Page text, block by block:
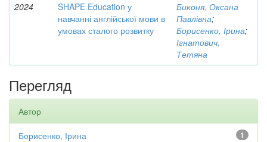
2024
SHAPE Education у
навчанні англійської мови в
умовах сталого розвитку
Биконя, Оксана
Павлівна;
Борисенко, Ірина;
Ігнатович,
Тетяна
Перегляд
Автор
1
Борисенко, Ірина